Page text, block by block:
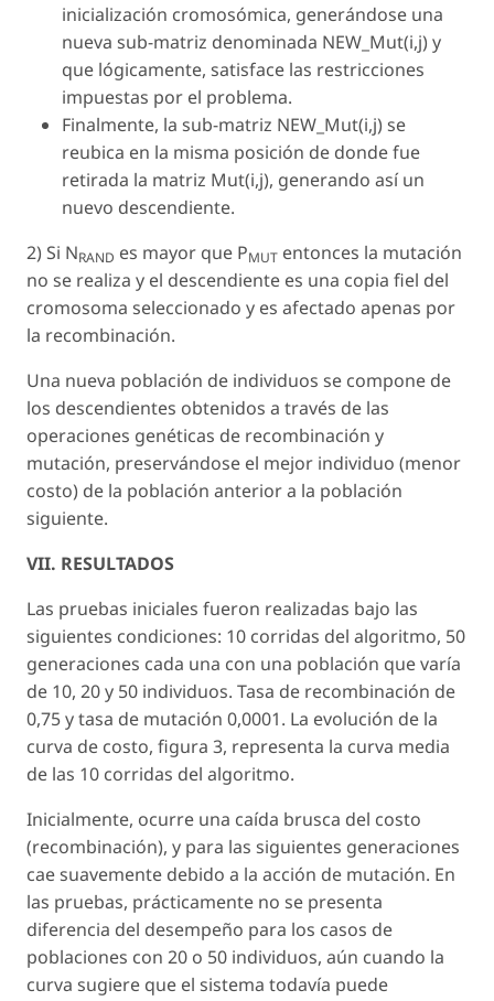
inicialización cromosómica, generándose una
nueva sub-matriz denominada NEW_Mut(i,j) y
que lógicamente, satisface las restricciones
impuestas por el problema.
Finalmente, la sub-matriz NEW_Mut(i,j) se
reubica en la misma posición de donde fue
retirada la matriz Mut(i,j), generando así un
nuevo descendiente.
2) Si NRAND es mayor que PMUT entonces la mutación
no se realiza y el descendiente es una copia fiel del
cromosoma seleccionado y es afectado apenas por
la recombinación.
Una nueva población de individuos se compone de
los descendientes obtenidos a través de las
operaciones genéticas de recombinación y
mutación, preservándose el mejor individuo (menor
costo) de la población anterior a la población
siguiente.
VII. RESULTADOS
Las pruebas iniciales fueron realizadas bajo las
siguientes condiciones: 10 corridas del algoritmo, 50
generaciones cada una con una población que varía
de 10, 20 y 50 individuos. Tasa de recombinación de
0,75 y tasa de mutación 0,0001. La evolución de la
curva de costo, figura 3, representa la curva media
de las 10 corridas del algoritmo.
Inicialmente, ocurre una caída brusca del costo
(recombinación), y para las siguientes generaciones
cae suavemente debido a la acción de mutación. En
las pruebas, prácticamente no se presenta
diferencia del desempeño para los casos de
poblaciones con 20 o 50 individuos, aún cuando la
curva sugiere que el sistema todavía puede